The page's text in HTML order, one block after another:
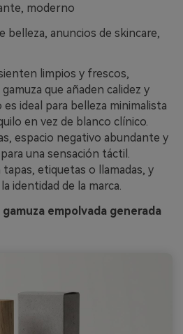
moderno
belleza, anuncios de skincare,
limpios y frescos,
que añaden calidez y
ideal para belleza minimalista
en vez de blanco clínico.
espacio negativo abundante y
una sensación táctil.
tapas, etiquetas o llamadas, y
identidad de la marca.
empolvada generada